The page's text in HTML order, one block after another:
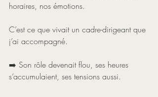
horaires, nos émotions.
C’est ce que vivait un cadre-dirigeant que
j’ai accompagné.
➡️ Son rôle devenait flou, ses heures
s’accumulaient, ses tensions aussi.